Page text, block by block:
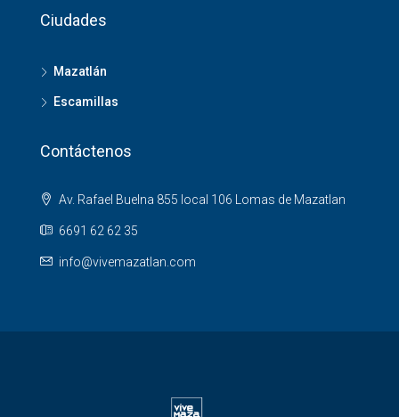
Ciudades
Mazatlán
Escamillas
Contáctenos
Av. Rafael Buelna 855 local 106 Lomas de Mazatlan
6691 62 62 35
info@vivemazatlan.com